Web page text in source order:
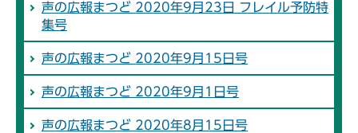
声の広報まつど 2020年9月23日 フレイル予防特
集号
声の広報まつど 2020年9月15日号
声の広報まつど 2020年9月1日号
声の広報まつど 2020年8月15日号